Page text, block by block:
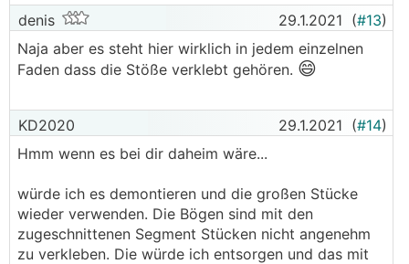
denis 29.1.2021 (#13)
Naja aber es steht hier wirklich in jedem einzelnen
Faden dass die Stöße verklebt gehören. 😄
KD2020 29.1.2021 (#14)
Hmm wenn es bei dir daheim wäre...
würde ich es demontieren und die großen Stücke
wieder verwenden. Die Bögen sind mit den
zugeschnittenen Segment Stücken nicht angenehm
zu verkleben. Die würde ich entsorgen und das mit